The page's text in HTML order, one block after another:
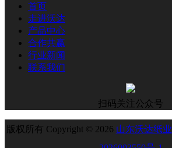
首页
走进沃达
产品中心
合作共赢
行业新闻
联系我们
扫码关注公众号
版权所有 Copyright © 2026 山东沃达纸业